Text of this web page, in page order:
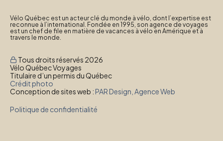
Vélo Québec est un acteur clé du monde à vélo, dont l’expertise est
reconnue à l’international. Fondée en 1995, son agence de voyages
est un chef de file en matière de vacances à vélo en Amérique et à
travers le monde.
Tous droits réservés 2026
Vélo Québec Voyages
Titulaire d’un permis du Québec
Crédit photo
Conception de sites web :PAR Design, Agence Web
Politique de confidentialité